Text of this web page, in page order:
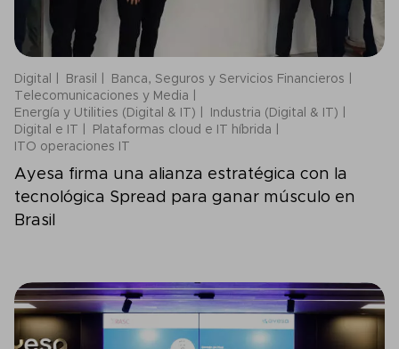
Digital Brasil
Banca, Seguros y Servicios Financieros
Telecomunicaciones y Media
Energía y Utilities (Digital & IT)
Industria (Digital & IT)
Digital e IT
Plataformas cloud e IT híbrida
ITO operaciones IT
Ayesa firma una alianza estratégica con la
tecnológica Spread para ganar músculo en
Brasil